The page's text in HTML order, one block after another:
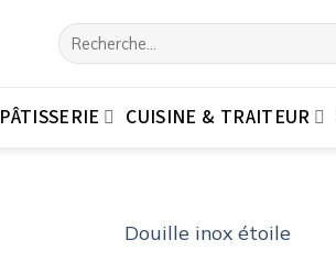
Recherche
pour :
PÂTISSERIE CUISINE & TRAITEUR